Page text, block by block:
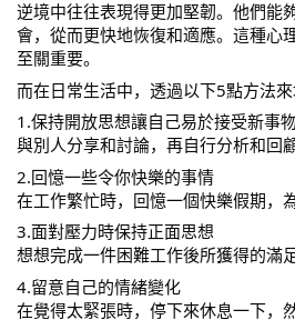
逆境中往往表現得更加堅韌。他們能
會，從而更快地恢復和適應。這種心
至關重要。
而在日常生活中，透過以下5點方法來
1.保持開放思想讓自己易於接受新事
與別人分享和討論，再自行分析和回
2.回憶一些令你快樂的事情
在工作繁忙時，回憶一個快樂假期，
3.面對壓力時保持正面思想
想想完成一件困難工作後所獲得的滿
4.留意自己的情緒變化
在覺得太緊張時，停下來休息一下，